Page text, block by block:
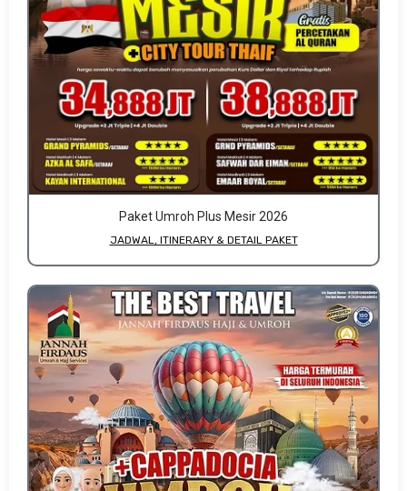
Paket Umroh Plus Mesir 2026
JADWAL, ITINERARY & DETAIL PAKET